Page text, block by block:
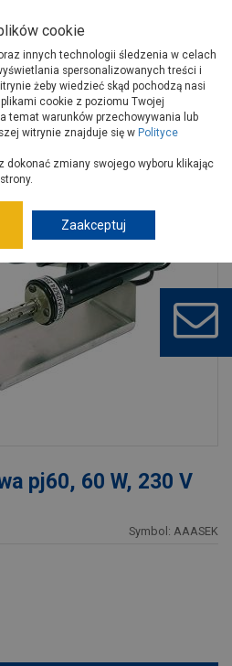
Elektronarzędzia, osprzęt
opalarki
Lutownice
230 V PROFIX
pj60, 60 W, 230 V
Symbol: AAASEK
cookie
innych technologii śledzenia w celach
spersonalizowanych treści i
żeby wiedzieć skąd pochodzą nasi
cookie z poziomu Twojej
temat warunków przechowywania lub
witrynie znajduje się w Polityce
dokonać zmiany swojego wyboru klikając
Zaakceptuj